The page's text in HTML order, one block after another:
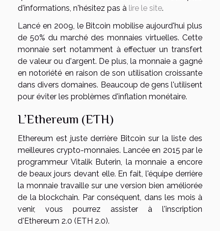
d'informations, n'hésitez pas à lire le site.
Lancé en 2009, le Bitcoin mobilise aujourd'hui plus
de 50% du marché des monnaies virtuelles. Cette
monnaie sert notamment à effectuer un transfert
de valeur ou d'argent. De plus, la monnaie a gagné
en notoriété en raison de son utilisation croissante
dans divers domaines. Beaucoup de gens l'utilisent
pour éviter les problèmes d'inflation monétaire.
L’Ethereum (ETH)
Ethereum est juste derrière Bitcoin sur la liste des
meilleures crypto-monnaies. Lancée en 2015 par le
programmeur Vitalik Buterin, la monnaie a encore
de beaux jours devant elle. En fait, l'équipe derrière
la monnaie travaille sur une version bien améliorée
de la blockchain. Par conséquent, dans les mois à
venir, vous pourrez assister à l'inscription
d'Ethereum 2.0 (ETH 2.0).